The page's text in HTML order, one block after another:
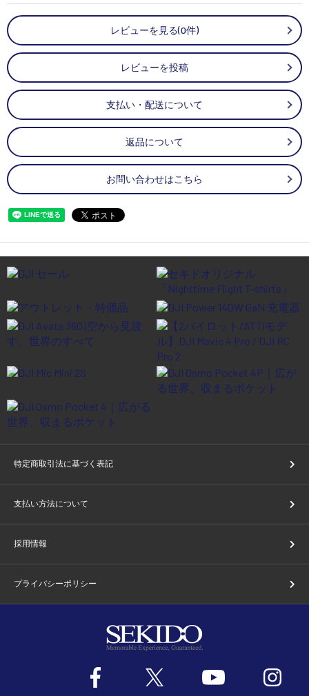
レビューを見る(0件)
レビューを投稿
支払い・配送について
返品について
お問い合わせはこちら
特定商取引法に基づく表記
支払い方法について
採用情報
プライバシーポリシー